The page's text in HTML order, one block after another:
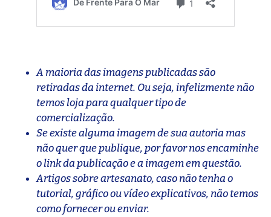
A maioria das imagens publicadas são
retiradas da internet. Ou seja, infelizmente não
temos loja para qualquer tipo de
comercialização.
Se existe alguma imagem de sua autoria mas
não quer que publique, por favor nos encaminhe
o link da publicação e a imagem em questão.
Artigos sobre artesanato, caso não tenha o
tutorial, gráfico ou vídeo explicativos, não temos
como fornecer ou enviar.